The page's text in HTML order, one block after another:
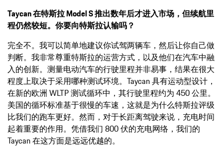
Taycan 在特斯拉 Model S 推出数年后才进入市场，但续航里
程仍然较短。你要向特斯拉认输吗？
完全不。我可以简单地建议你试驾两辆车，然后让你自己做
判断。我非常尊重特斯拉的运营方式，以及他们在汽车中融
入的创新。测量电动汽车的行驶里程并非易事，结果在很大
程度上取决于采用哪种测试环境。Taycan 具有运动型设计，
在新的欧洲 WLTP 测试循环中，其行驶里程约为 450 公里。
美国的循环标准基于很慢的车速，这就是为什么特斯拉评级
比我们的跑车更好。然而，对于长距离驾驶来说，充电时间
起着重要的作用。凭借我们 800 伏的充电网络，我们的
Taycan 在这方面是远远优越的。